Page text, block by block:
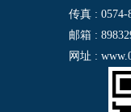
传真 : 0574-
邮箱 :
网址 :